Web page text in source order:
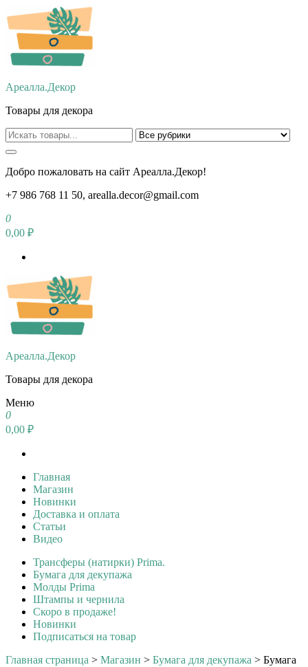
Перейти
к
содержимому
Ареалла.Декор
Товары для декора
Добро пожаловать на сайт Ареалла.Декор!
+7 986 768 11 50, arealla.decor@gmail.com
0
0,00 ₽
Ареалла.Декор
Товары для декора
Меню
0
0,00 ₽
Главная
Магазин
Новинки
Доставка и оплата
Статьи
Видео
Трансферы (натирки) Prima.
Бумага для декупажа
Молды Prima
Штампы и чернила
Скоро в продаже!
Новинки
Подписаться на товар
Главная страница > Магазин > Бумага для декупажа > Бумага